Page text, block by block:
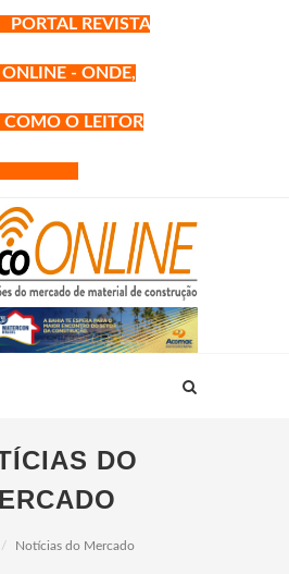
PORTAL REVISTA
- ONDE,
O LEITOR
DO
Notícias do Mercado